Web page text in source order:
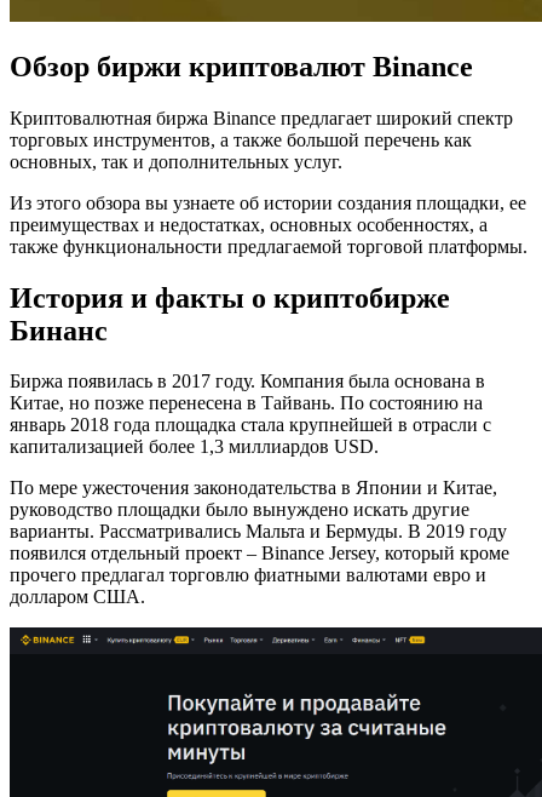
Обзор биржи криптовалют Binance
Криптовалютная биржа Binance предлагает широкий спектр
торговых инструментов, а также большой перечень как
основных, так и дополнительных услуг.
Из этого обзора вы узнаете об истории создания площадки, ее
преимуществах и недостатках, основных особенностях, а
также функциональности предлагаемой торговой платформы.
История и факты о криптобирже
Бинанс
Биржа появилась в 2017 году. Компания была основана в
Китае, но позже перенесена в Тайвань. По состоянию на
январь 2018 года площадка стала крупнейшей в отрасли с
капитализацией более 1,3 миллиардов USD.
По мере ужесточения законодательства в Японии и Китае,
руководство площадки было вынуждено искать другие
варианты. Рассматривались Мальта и Бермуды. В 2019 году
появился отдельный проект – Binance Jersey, который кроме
прочего предлагал торговлю фиатными валютами евро и
долларом США.